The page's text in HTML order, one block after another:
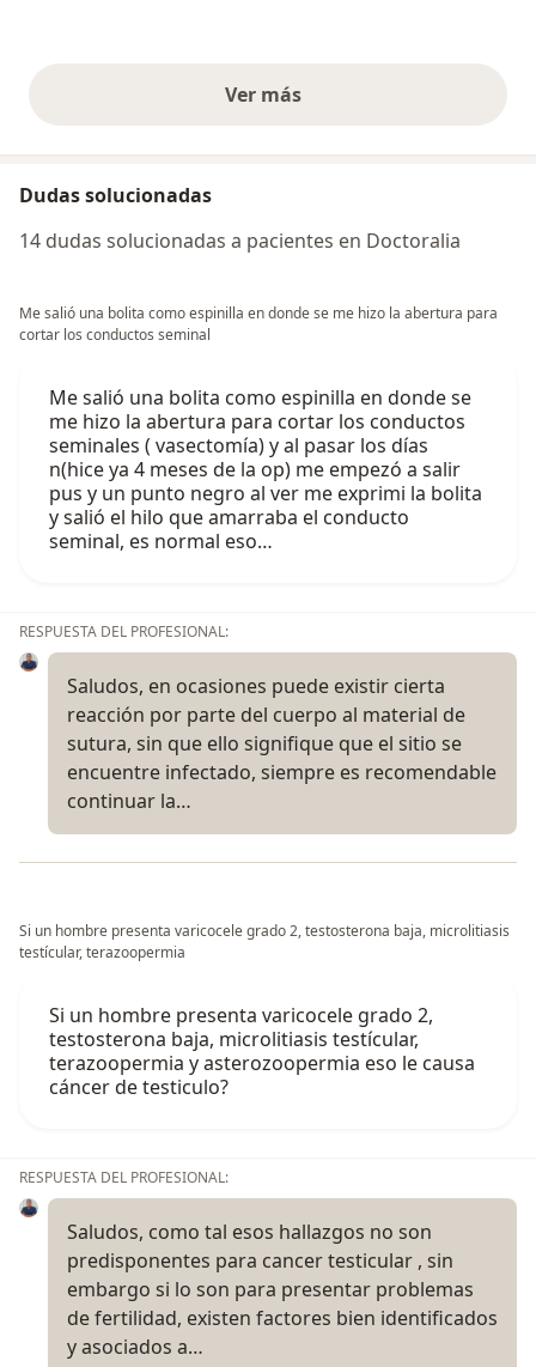
Ver másopiniones anteriores
Dudas solucionadas
14 dudas solucionadas a pacientes en Doctoralia
Me salió una bolita como espinilla en donde se me hizo la abertura para
cortar los conductos seminal
Me salió una bolita como espinilla en donde se
me hizo la abertura para cortar los conductos
seminales ( vasectomía) y al pasar los días
n(hice ya 4 meses de la op) me empezó a salir
pus y un punto negro al ver me exprimi la bolita
y salió el hilo que amarraba el conducto
seminal, es normal eso…
RESPUESTA DEL PROFESIONAL:
Saludos, en ocasiones puede existir cierta
reacción por parte del cuerpo al material de
sutura, sin que ello signifique que el sitio se
encuentre infectado, siempre es recomendable
continuar la…
Si un hombre presenta varicocele grado 2, testosterona baja, microlitiasis
testícular, terazoopermia
Si un hombre presenta varicocele grado 2,
testosterona baja, microlitiasis testícular,
terazoopermia y asterozoopermia eso le causa
cáncer de testiculo?
RESPUESTA DEL PROFESIONAL:
Saludos, como tal esos hallazgos no son
predisponentes para cancer testicular , sin
embargo si lo son para presentar problemas
de fertilidad, existen factores bien identificados
y asociados a…